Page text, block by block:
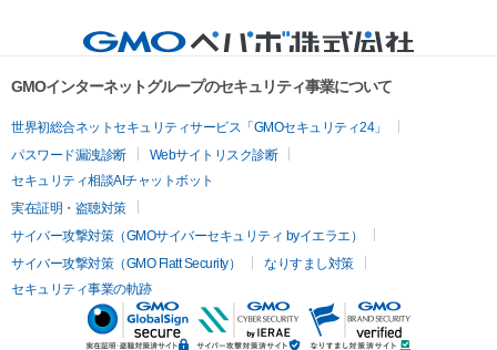
GMOインターネットグループのセキュリティ事業について
世界初総合ネットセキュリティサービス「GMOセキュリティ24」
パスワード漏洩診断
Webサイトリスク診断
セキュリティ相談AIチャットボット
実在証明・盗聴対策
サイバー攻撃対策（GMOサイバーセキュリティ byイエラエ）
サイバー攻撃対策（GMO Flatt Security）
なりすまし対策
セキュリティ事業の軌跡